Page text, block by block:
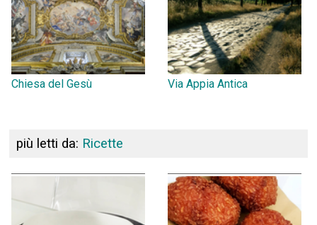
Chiesa del Gesù Via Appia Antica
più letti da: Ricette